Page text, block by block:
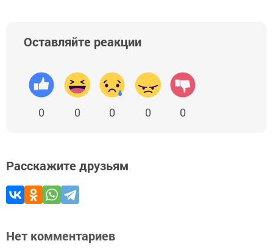
Оставляйте реакции
0 0 0 0 0
Расскажите друзьям
Нет комментариев